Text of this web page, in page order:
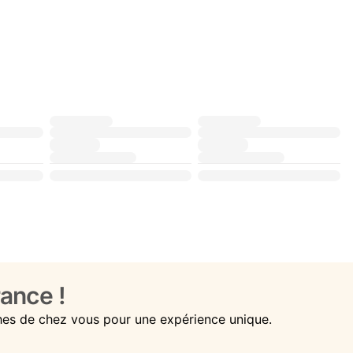
!
de chez vous pour une expérience unique.